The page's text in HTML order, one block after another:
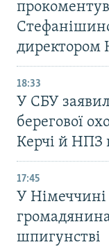
директором
18:33
У СБУ
берегової
Керчі й НПЗ
17:45
У
шпигунстві